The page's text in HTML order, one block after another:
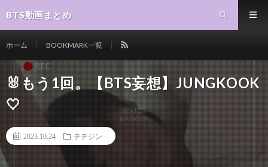
BTS動画まとめ
ホーム BOOKMARK一覧
🐰もう1回。【BTS妄想】JUNGKOOK‎
🤍
2023.10.24 テテジン